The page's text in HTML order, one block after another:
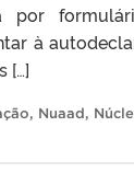
à
[…]
, Nuaad,